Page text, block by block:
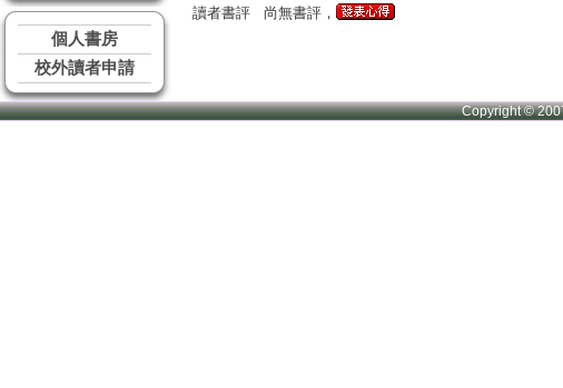
個人書房
校外讀者申請
讀者書評 尚無書評，
Copyright ©